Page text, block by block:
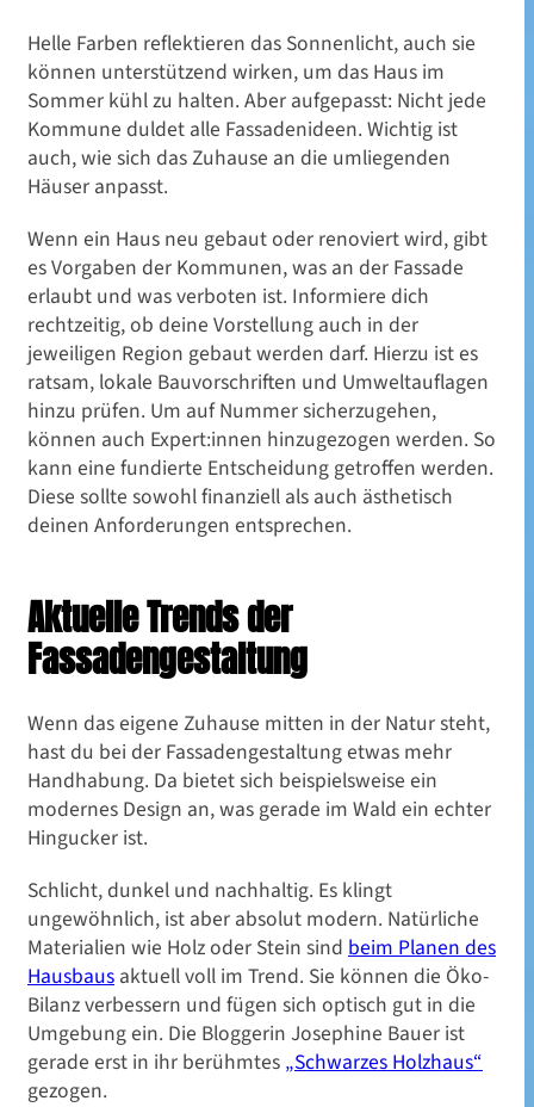
Wohnideen
Fassadengestaltung: Ideen
für nachhaltige Designs
Helle Farben reflektieren das Sonnenlicht, auch sie
können unterstützend wirken, um das Haus im
Sommer kühl zu halten. Aber aufgepasst: Nicht jede
Kommune duldet alle Fassadenideen. Wichtig ist
auch, wie sich das Zuhause an die umliegenden
Häuser anpasst.
Wenn ein Haus neu gebaut oder renoviert wird, gibt
es Vorgaben der Kommunen, was an der Fassade
erlaubt und was verboten ist. Informiere dich
rechtzeitig, ob deine Vorstellung auch in der
jeweiligen Region gebaut werden darf. Hierzu ist es
ratsam, lokale Bauvorschriften und Umweltauflagen
hinzu prüfen. Um auf Nummer sicherzugehen,
können auch Expert:innen hinzugezogen werden. So
kann eine fundierte Entscheidung getroffen werden.
Diese sollte sowohl finanziell als auch ästhetisch
deinen Anforderungen entsprechen.
Aktuelle Trends der
Fassadengestaltung
Wenn das eigene Zuhause mitten in der Natur steht,
hast du bei der Fassadengestaltung etwas mehr
Handhabung. Da bietet sich beispielsweise ein
modernes Design an, was gerade im Wald ein echter
Hingucker ist.
Schlicht, dunkel und nachhaltig. Es klingt
ungewöhnlich, ist aber absolut modern. Natürliche
Materialien wie Holz oder Stein sind beim Planen des
Hausbaus aktuell voll im Trend. Sie können die Öko-
Bilanz verbessern und fügen sich optisch gut in die
Umgebung ein. Die Bloggerin Josephine Bauer ist
gerade erst in ihr berühmtes „Schwarzes Holzhaus“
gezogen.